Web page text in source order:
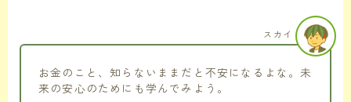
お金のこと、知らないままだと不安になるよな。未
来の安心のためにも学んでみよう。
スカイ